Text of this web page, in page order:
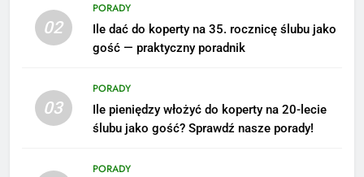
02
PORADY
Ile dać do koperty na 35. rocznicę ślubu jako
gość — praktyczny poradnik
03
PORADY
Ile pieniędzy włożyć do koperty na 20-lecie
ślubu jako gość? Sprawdź nasze porady!
PORADY
5
stanowisku
ZAROBKI